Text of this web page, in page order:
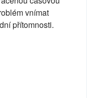
vnímat
přítomnosti.